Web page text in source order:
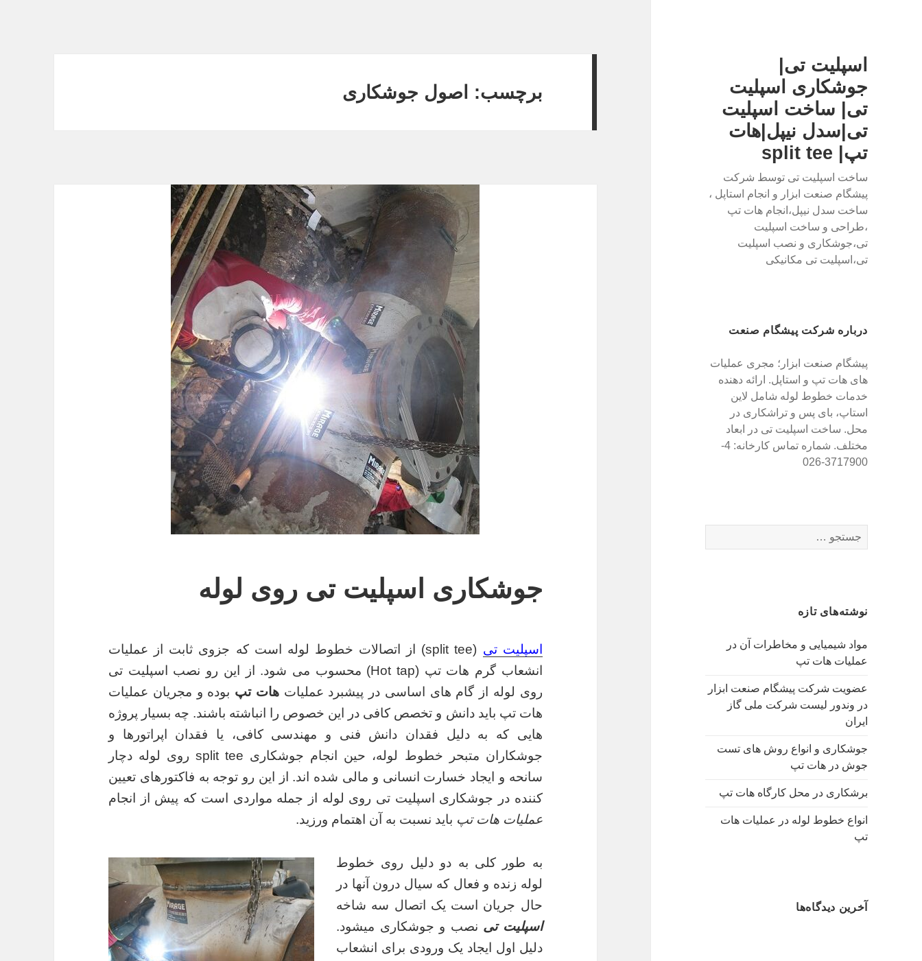
اسپلیت تی|
جوشکاری اسپلیت
تی| ساخت اسپلیت
تی|سدل نیپل|هات
تپ| split tee
ساخت اسپلیت تی توسط شرکت
پیشگام صنعت ابزار و انجام استاپل ،
ساخت سدل نیپل،انجام هات تپ
،طراحی و ساخت اسپلیت
تی،جوشکاری و نصب اسپلیت
تی،اسپلیت تی مکانیکی
درباره شرکت پیشگام صنعت
پیشگام صنعت ابزار؛ مجری عملیات
های هات تپ و استاپل. ارائه دهنده
خدمات خطوط لوله شامل لاین
استاپ، بای پس و تراشکاری در
محل. ساخت اسپلیت تی در ابعاد
مختلف. شماره تماس کارخانه: 4-
3717900-026
س
ب
ا
ی
نوشته‌های تازه
مواد شیمیایی و مخاطرات آن در
عملیات هات تپ
عضویت شرکت پیشگام صنعت ابزار
در وندور لیست شرکت ملی گاز
ایران
جوشکاری و انواع روش های تست
جوش در هات تپ
برشکاری در محل کارگاه هات تپ
انواع خطوط لوله در عملیات هات
تپ
آخرین دیدگاه‌ها
برچسب: اصول جوشکاری
جوشکاری اسپلیت تی روی لوله
اسپلیت تی
(split tee) از اتصالات خطوط لوله است که جزوی ثابت از عملیات
انشعاب گرم هات تپ (Hot tap) محسوب می شود. از این رو نصب اسپلیت تی
روی لوله از گام های اساسی در پیشبرد عملیاتهات تپ بوده و مجریان عملیات
هات تپ باید دانش و تخصص کافی در این خصوص را انباشته باشند. چه بسیار پروژه
هایی که به دلیل فقدان دانش فنی و مهندسی کافی، یا فقدان اپراتورها و
جوشکاران متبحر خطوط لوله، حین انجام جوشکاری split tee روی لوله دچار
سانحه و ایجاد خسارت انسانی و مالی شده اند. از این رو توجه به فاکتورهای تعیین
کننده در جوشکاری اسپلیت تی روی لوله از جمله مواردی است که پیش از انجام
عملیات هات تپ باید نسبت به آن اهتمام ورزید.
به طور کلی به دو دلیل روی خطوط
لوله زنده و فعال که سیال درون آنها در
حال جریان است یک اتصال سه شاخه
اسپلیت تی نصب و جوشکاری میشود.
دلیل اول ایجاد یک ورودی برای انشعاب